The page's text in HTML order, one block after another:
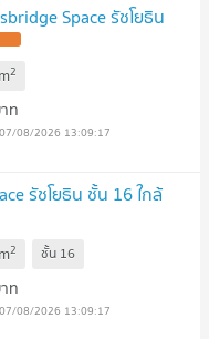
Space รัชโยธิน
m2
ท
07/08/2026 13:09:17
รัชโยธิน ชั้น 16 ใกล้
m2 ชั้น 16
ท
07/08/2026 13:09:17